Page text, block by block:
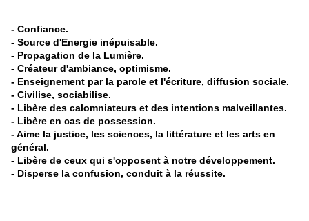
- Confiance.
- Source d'Energie inépuisable.
- Propagation de la Lumière.
- Créateur d'ambiance, optimisme.
- Enseignement par la parole et l'écriture, diffusion sociale.
- Civilise, sociabilise.
- Libère des calomniateurs et des intentions malveillantes.
- Libère en cas de possession.
- Aime la justice, les sciences, la littérature et les arts en
général.
- Libère de ceux qui s'opposent à notre développement.
- Disperse la confusion, conduit à la réussite.